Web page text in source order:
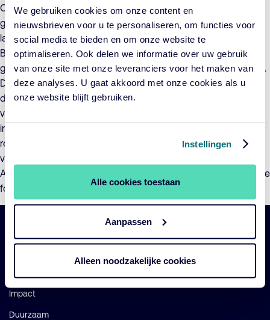
We gebruiken cookies om onze content en
nieuwsbrieven voor u te personaliseren, om functies voor
social media te bieden en om onze website te
optimaliseren. Ook delen we informatie over uw gebruik
van onze site met onze leveranciers voor het maken van
deze analyses. U gaat akkoord met onze cookies als u
onze website blijft gebruiken.
Instellingen
Alle cookies toestaan
Aanpassen
Alleen noodzakelijke cookies
Op donderdag 22 februari 2018 zijn de samenvoegingen
geëffectueerd die in het kader van de tweede en tevens
laatste fase van de herstructurering van SNS
Beleggingsfondsen N.V., thans RZL Beleggingsfondsen N.V.
genaamd, en ACTIAM Beleggingsfondsen N.V. zijn uitgevoerd.
De ruilverhoudingen zijn vastgesteld op het aantal malen dat
de intrinsieke waarde per gewoon aandeel in een
verdwijnende subfondsen kon worden gedeeld door de
intrinsieke waarde per gewoon aandeel van de betreffende
resterende subfondsen. De intrinsieke waarden zijn
vastgesteld op donderdag 22 februari 2018.
Alle informatie en documenten over de herstructurering van de
fondsen staat overzichtelijk bij elkaar opdeze pagina
Belangrijke
Navigatie
Impact
Duurzaam